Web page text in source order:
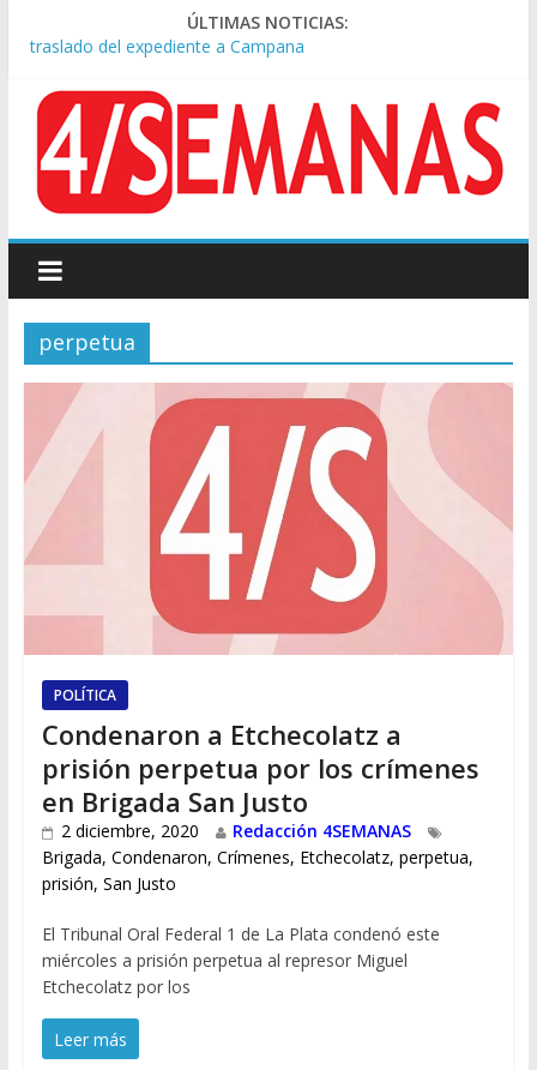
ÚLTIMAS NOTICIAS:
A pocas cuadras de La Bombonera chocaron un tren y un
Día de San Cayetano: masiva marcha a Plaza de Mayo de
sindicatos y organizaciones sociales
Pesar por la muerte de Leandro Rud, histórico representante
y conductor de TV
Tras la aprobación de la ley de propiedad privada, Bullrich
apuntó: “Vino un poco endiablada”
Causa AFA: el juez Amarante calificó de “ficción judicial” el
traslado del expediente a Campana
perpetua
POLÍTICA
Condenaron a Etchecolatz a
prisión perpetua por los crímenes
en Brigada San Justo
2 diciembre, 2020
Redacción 4SEMANAS
Brigada, Condenaron, Crímenes, Etchecolatz, perpetua,
prisión, San Justo
El Tribunal Oral Federal 1 de La Plata condenó este
miércoles a prisión perpetua al represor Miguel
Etchecolatz por los
Leer más